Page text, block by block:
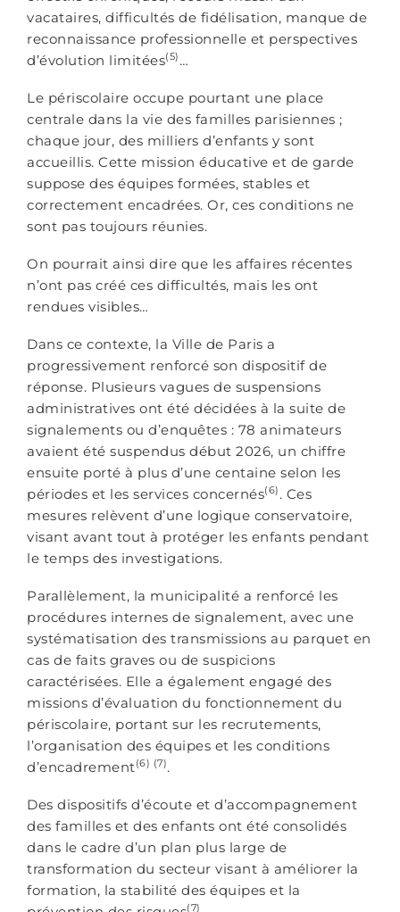
vacataires, difficultés de fidélisation, manque de
reconnaissance professionnelle et perspectives
d’évolution limitées(5) …
Le périscolaire occupe pourtant une place
centrale dans la vie des familles parisiennes ;
chaque jour, des milliers d’enfants y sont
accueillis. Cette mission éducative et de garde
suppose des équipes formées, stables et
correctement encadrées. Or, ces conditions ne
sont pas toujours réunies.
On pourrait ainsi dire que les affaires récentes
n’ont pas créé ces difficultés, mais les ont
rendues visibles…
Dans ce contexte, la Ville de Paris a
progressivement renforcé son dispositif de
réponse. Plusieurs vagues de suspensions
administratives ont été décidées à la suite de
signalements ou d’enquêtes : 78 animateurs
avaient été suspendus début 2026, un chiffre
ensuite porté à plus d’une centaine selon les
périodes et les services concernés(6) . Ces
mesures relèvent d’une logique conservatoire,
visant avant tout à protéger les enfants pendant
le temps des investigations.
Parallèlement, la municipalité a renforcé les
procédures internes de signalement, avec une
systématisation des transmissions au parquet en
cas de faits graves ou de suspicions
caractérisées. Elle a également engagé des
missions d’évaluation du fonctionnement du
périscolaire, portant sur les recrutements,
l’organisation des équipes et les conditions
d’encadrement (6) (7).
Des dispositifs d’écoute et d’accompagnement
des familles et des enfants ont été consolidés
dans le cadre d’un plan plus large de
transformation du secteur visant à améliorer la
formation, la stabilité des équipes et la
(7)